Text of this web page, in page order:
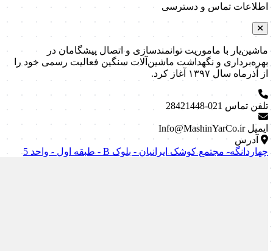
اطلاعات تماس و دسترسی
ماشین‌یار با ماموریت توانمندسازی و اتصال پیشگامان در
بهره‌برداری و نگهداشت ماشین‌آلات سنگین فعالیت رسمی خود را
از آذرماه سال ۱۳۹۷ آغاز کرد.
تلفن تماس 021-28421448
ایمیل Info@MashinYarCo.ir
آدرس
چهاردانگه- مجتمع کوشک ایرانیان - بلوک B - طبقه اول - واحد 5